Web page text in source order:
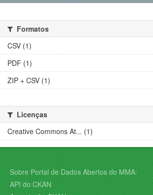
Formatos
CSV (1)
PDF (1)
ZIP + CSV (1)
Licenças
Creative Commons At... (1)
Sobre Portal de Dados Abertos do MMA:
API do CKAN